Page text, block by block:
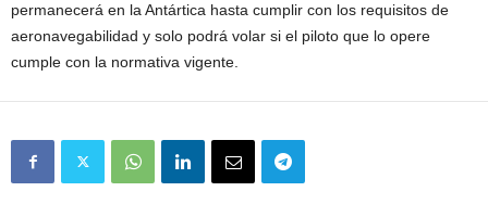
permanecerá en la Antártica hasta cumplir con los requisitos de
aeronavegabilidad y solo podrá volar si el piloto que lo opere
cumple con la normativa vigente.